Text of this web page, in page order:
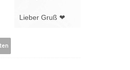
Lieber Gruß ❤